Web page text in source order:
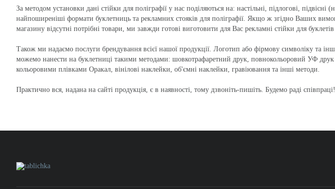
За методом установки дані стійки для поліграфії у нас поділяються на: настільні, підлогові, підвісні
найпоширеніші формати буклетниць та рекламних стояків для поліграфії. Якщо ж згідно Ваших
магазину відсутні потрібні товари, ми завжди готові виготовити для Вас рекламні стійки для
Також ми надаємо послуги брендування всієї нашої продукції. Логотип або фірмову символіку та
можемо нанести на буклетниці такими методами: шовкотрафаретний друк, повнокольоровий УФ
кольоровими плівками Оракал, вінілові наклейки, об'ємні наклейки, гравіювання та інші методи.
Практично вся, надана на сайті продукція, є в наявності, тому дзвоніть-пишіть. Будемо раді співпраці!